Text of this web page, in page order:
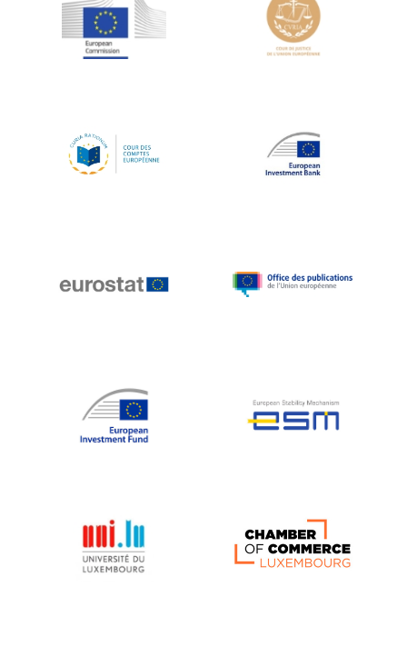
Jean-Louis Schiltz
Jean-Victor Louis
Johnny Åkerholm
Katharien L.C. Hunt
Klaus-Heiner Lehne
Koen LENAERTS
Lars Heikensten
Lucas Papademos
Máire Geoghegan-Quinn